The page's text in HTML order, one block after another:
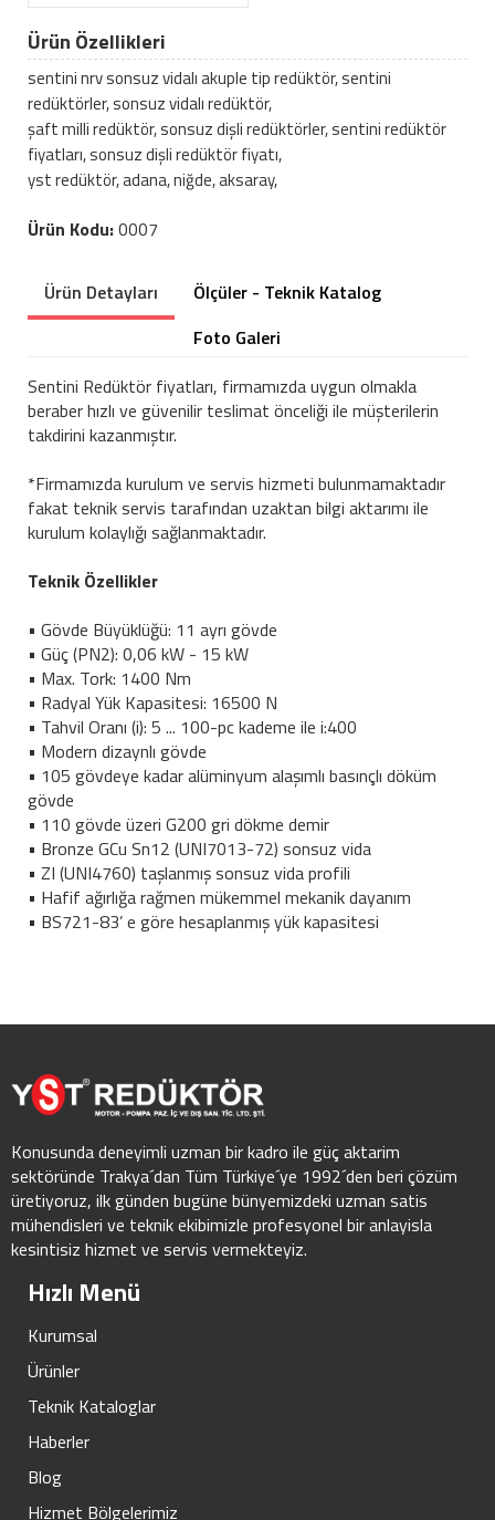
Ürün Özellikleri
sentini nrv sonsuz vidalı akuple tip redüktör, sentini
redüktörler, sonsuz vidalı redüktör,
şaft milli redüktör, sonsuz dişli redüktörler, sentini redüktör
fiyatları, sonsuz dişli redüktör fiyatı,
yst redüktör, adana, niğde, aksaray,
Ürün Kodu:0007
Ürün Detayları
Ölçüler - Teknik Katalog
Foto Galeri
Sentini Redüktör fiyatları, firmamızda uygun olmakla
beraber hızlı ve güvenilir teslimat önceliği ile müşterilerin
takdirini kazanmıştır.
*Firmamızda kurulum ve servis hizmeti bulunmamaktadır
fakat teknik servis tarafından uzaktan bilgi aktarımı ile
kurulum kolaylığı sağlanmaktadır.
Teknik Özellikler
• Gövde Büyüklüğü: 11 ayrı gövde
• Güç (PN2): 0,06 kW - 15 kW
• Max. Tork: 1400 Nm
• Radyal Yük Kapasitesi: 16500 N
• Tahvil Oranı (i): 5 ... 100-pc kademe ile i:400
• Modern dizaynlı gövde
• 105 gövdeye kadar alüminyum alaşımlı basınçlı döküm
gövde
• 110 gövde üzeri G200 gri dökme demir
• Bronze GCu Sn12 (UNI7013-72) sonsuz vida
• ZI (UNI4760) taşlanmış sonsuz vida profili
• Hafif ağırlığa rağmen mükemmel mekanik dayanım
• BS721-83’ e göre hesaplanmış yük kapasitesi
Konusunda deneyimli uzman bir kadro ile güç aktarim
sektöründe Trakya´dan Tüm Türkiye´ye 1992´den beri çözüm
üretiyoruz, ilk günden bugüne bünyemizdeki uzman satis
mühendisleri ve teknik ekibimizle profesyonel bir anlayisla
kesintisiz hizmet ve servis vermekteyiz.
Hızlı Menü
Kurumsal
Ürünler
Teknik Kataloglar
Haberler
Blog
Hizmet Bölgelerimiz